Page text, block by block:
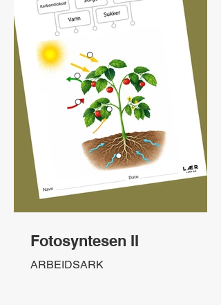
Fotosyntesen II
ARBEIDSARK